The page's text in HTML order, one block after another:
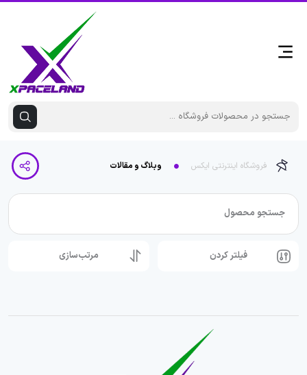
فروشگاه اینترنتی ایکس وبلاگ و مقالات
جستجو محصول
فیلتر کردن مرتب‌سازی